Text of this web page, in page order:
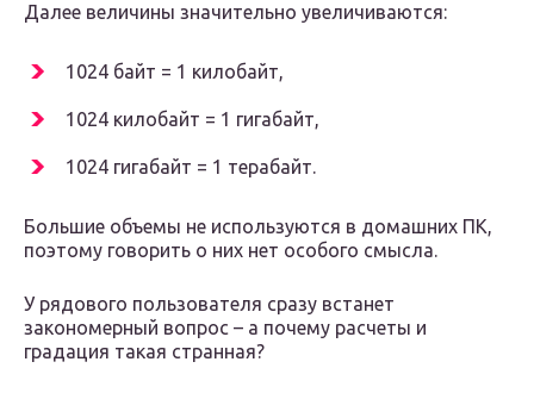
Далее величины значительно увеличиваются:
1024 байт = 1 килобайт,
1024 килобайт = 1 гигабайт,
1024 гигабайт = 1 терабайт.
Большие объемы не используются в домашних ПК,
поэтому говорить о них нет особого смысла.
У рядового пользователя сразу встанет
закономерный вопрос – а почему расчеты и
градация такая странная?